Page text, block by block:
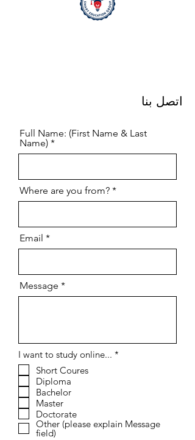
اتصل بنا
Full Name: (First Name & Last
Name)
Where are you from?
Email
Message
I want to study online... *
Short Coures
Diploma
Bachelor
Master
Doctorate
Other (please explain Message
field)